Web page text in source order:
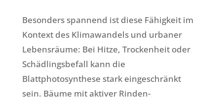
Besonders spannend ist diese Fähigkeit im
Kontext des Klimawandels und urbaner
Lebensräume: Bei Hitze, Trockenheit oder
Schädlingsbefall kann die
Blattphotosynthese stark eingeschränkt
sein. Bäume mit aktiver Rinden-